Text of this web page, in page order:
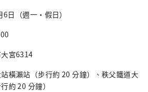
6日（週一·假日）
宮6314
橫瀨站（步行約 20 分鐘）、秩父鐵道大
約 20 分鐘）